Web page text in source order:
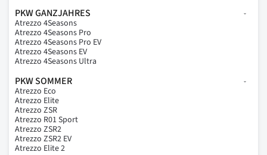
PKW GANZJAHRES
Atrezzo 4Seasons
Atrezzo 4Seasons Pro
Atrezzo 4Seasons Pro EV
Atrezzo 4Seasons EV
Atrezzo 4Seasons Ultra
PKW SOMMER
Atrezzo Eco
Atrezzo Elite
Atrezzo ZSR
Atrezzo R01 Sport
Atrezzo ZSR2
Atrezzo ZSR2 EV
Atrezzo Elite 2